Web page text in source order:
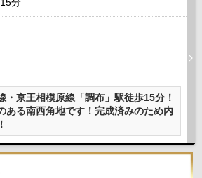
京王相模原線「調布」駅徒歩15分！
ある南西角地です！完成済みのため内